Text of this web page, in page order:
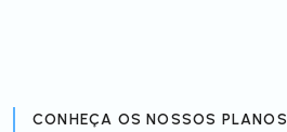
CONHEÇA OS NOSSOS PLANOS